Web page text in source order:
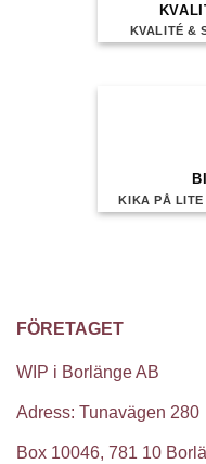
KVALITÉ &
KIKA PÅ
FÖRETAGET
WIP i Borlänge AB
Adress: Tunavägen 280
Box 10046, 781 10